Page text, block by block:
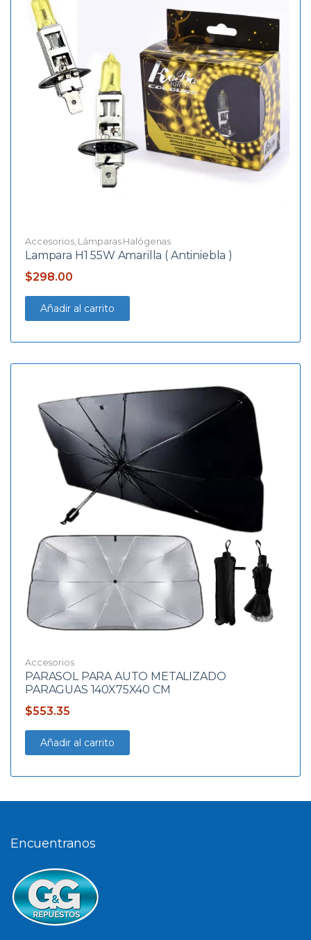
Accesorios, Lámparas Halógenas
Lampara H1 55W Amarilla ( Antiniebla )
$298.00
Añadir al carrito
Accesorios
PARASOL PARA AUTO METALIZADO
PARAGUAS 140X75X40 CM
$553.35
Añadir al carrito
Encuentranos